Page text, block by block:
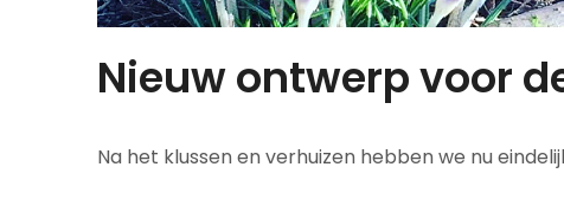
Nieuw ontwerp voor
Na het klussen en verhuizen hebben we nu